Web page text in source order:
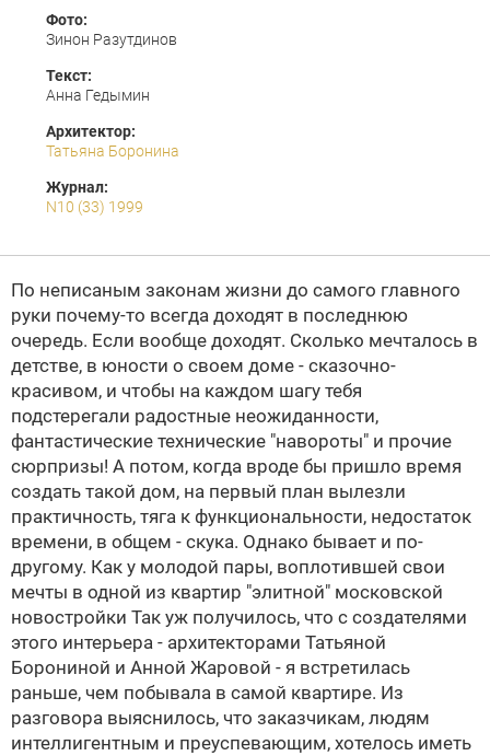
Фото:
Зинон Разутдинов
Текст:
Анна Гедымин
Архитектор:
Татьяна Боронина
Журнал:
N10 (33) 1999
По неписаным законам жизни до самого главного
руки почему-то всегда доходят в последнюю
очередь. Если вообще доходят. Сколько мечталось в
детстве, в юности о своем доме - сказочно-
красивом, и чтобы на каждом шагу тебя
подстерегали радостные неожиданности,
фантастические технические "навороты" и прочие
сюрпризы! А потом, когда вроде бы пришло время
создать такой дом, на первый план вылезли
практичность, тяга к функциональности, недостаток
времени, в общем - скука. Однако бывает и по-
другому. Как у молодой пары, воплотившей свои
мечты в одной из квартир "элитной" московской
новостройки Так уж получилось, что с создателями
этого интерьера - архитекторами Татьяной
Борониной и Анной Жаровой - я встретилась
раньше, чем побывала в самой квартире. Из
разговора выяснилось, что заказчикам, людям
интеллигентным и преуспевающим, хотелось иметь